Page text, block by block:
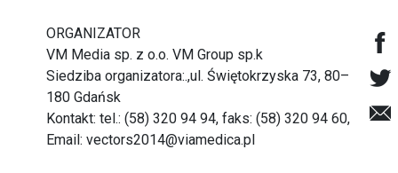
ORGANIZATOR
VM Media sp. z o.o. VM Group sp.k
Siedziba organizatora:.,ul. Świętokrzyska 73, 80–
180 Gdańsk
Kontakt: tel.: (58) 320 94 94, faks: (58) 320 94 60,
Email:vectors2014@viamedica.pl